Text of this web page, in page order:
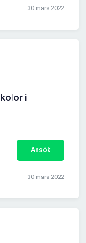
30 mars 2022
i
Ansök
30 mars 2022